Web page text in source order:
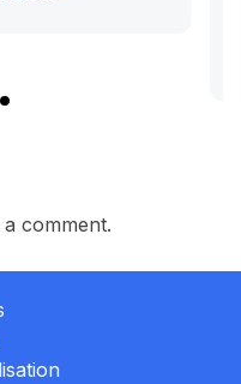
comment.